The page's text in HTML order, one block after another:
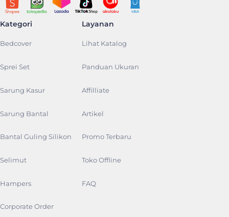
Kategori
Bedcover
Sprei Set
Sarung Kasur
Sarung Bantal
Bantal Guling Silikon
Selimut
Hampers
Corporate Order
Layanan
Lihat Katalog
Panduan Ukuran
Affilliate
Artikel
Promo Terbaru
Toko Offline
FAQ